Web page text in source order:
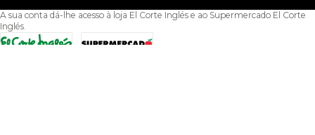
A sua conta dá-lhe acesso à loja El Corte Inglés e ao Supermercado El Corte
Inglés.